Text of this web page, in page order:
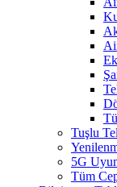
Tuşlu
5G
Tüm